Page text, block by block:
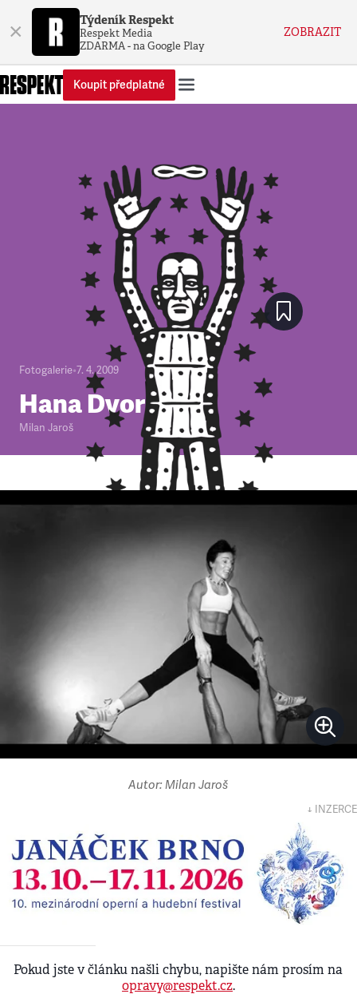
× Týdeník Respekt
Respekt Media
ZDARMA - na Google Play
ZOBRAZIT
Koupit předplatné
Fotogalerie•7. 4. 2009
Hana Dvorská
Milan Jaroš
Autor: Milan Jaroš
↓ INZERCE
Pokud jste v článku našli chybu, napište nám prosím na
opravy@respekt.cz.